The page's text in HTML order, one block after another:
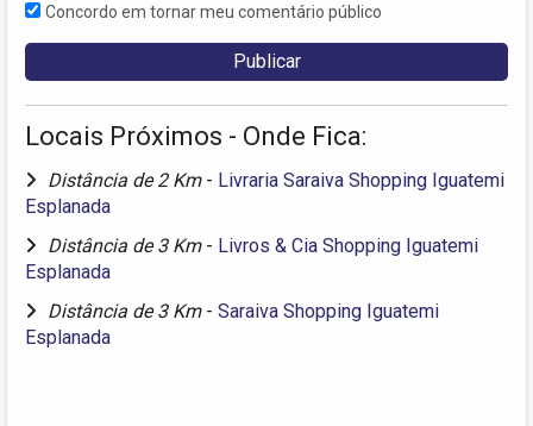
Concordo em tornar meu comentário público
Locais Próximos - Onde Fica:
Distância de 2 Km - Livraria Saraiva Shopping Iguatemi
Esplanada
Distância de 3 Km - Livros & Cia Shopping Iguatemi
Esplanada
Distância de 3 Km - Saraiva Shopping Iguatemi
Esplanada